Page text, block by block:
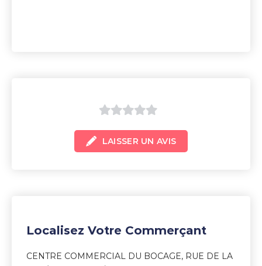
sur
LAISSER UN AVIS
Localisez Votre Commerçant
CENTRE COMMERCIAL DU BOCAGE, RUE DE LA